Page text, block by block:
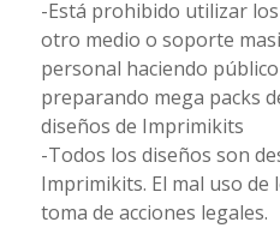
-Está prohibido utilizar
otro medio o soporte
personal haciendo
preparando mega packs
diseños de Imprimikits
-Todos los diseños son
Imprimikits. El mal uso de
toma de acciones legales.